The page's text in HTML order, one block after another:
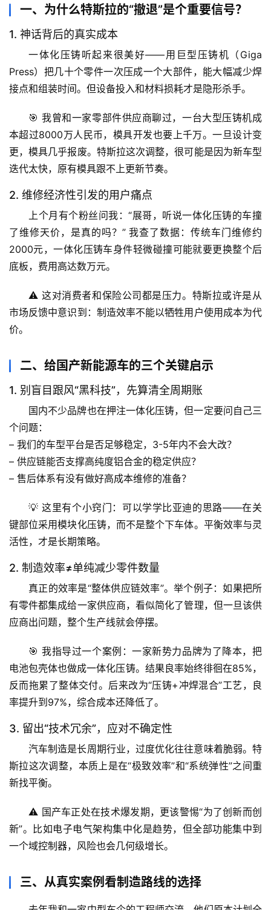
首
页
题
列
表
自
万
物
奥
秘
历
一、为什么特斯拉的“撤退”是个重要信号？
1. 神话背后的真实成本
一体化压铸听起来很美好——用巨型压铸机（Giga
Press）把几十个零件一次压成一个大部件，能大幅减少焊
接点和组装时间。 但设备投入和材料损耗才是隐形杀手。
🎯 我曾和一家零部件供应商聊过，一台大型压铸机成
本超过8000万人民币，模具开发也要上千万。一旦设计变
更，模具几乎报废。特斯拉这次调整，很可能是因为新车型
迭代太快，原有模具跟不上更新节奏。
2. 维修经济性引发的用户痛点
上个月有个粉丝问我：“展哥，听说一体化压铸的车撞
了维修天价，是真的吗？” 我查了数据：传统车门维修约
2000元，一体化压铸车身件轻微碰撞可能就要更换整个后
底板，费用高达数万元。
⚠️ 这对消费者和保险公司都是压力。特斯拉或许是从
市场反馈中意识到： 制造效率不能以牺牲用户使用成本为代
价。
二、给国产新能源车的三个关键启示
1. 别盲目跟风“黑科技”，先算清全周期账
国内不少品牌也在押注一体化压铸，但一定要问自己三
个问题：
– 我们的车型平台是否足够稳定，3-5年内不会大改？
– 供应链能否支撑高纯度铝合金的稳定供应？
– 售后体系有没有做好高成本维修的准备？
💡 这里有个小窍门 ：可以学学比亚迪的思路——在关
键部位采用模块化压铸，而不是整个下车体。平衡效率与灵
活性，才是长期策略。
2. 制造效率≠单纯减少零件数量
真正的效率是“整体供应链效率”。举个例子：如果把所
有零件都集成给一家供应商，看似简化了管理，但一旦该供
应商出问题，整个生产线就会停摆。
🎯 我指导过一个案例：一家新势力品牌为了降本，把
电池包壳体也做成一体化压铸。结果良率始终徘徊在85%，
反而拖累了整体交付。后来改为“压铸+冲焊混合”工艺，良
率提升到97%，综合成本还降低了。
3. 留出“技术冗余”，应对不确定性
汽车制造是长周期行业， 过度优化往往意味着脆弱。特
斯拉这次调整，本质上是在“极致效率”和“系统弹性”之间重
新找平衡。
⚠️ 国产车正处在技术爆发期，更该警惕“为了创新而创
新”。比如电子电气架构集中化是趋势，但全部功能集中到
一个域控制器，风险也会几何级增长。
三、从真实案例看制造路线的选择